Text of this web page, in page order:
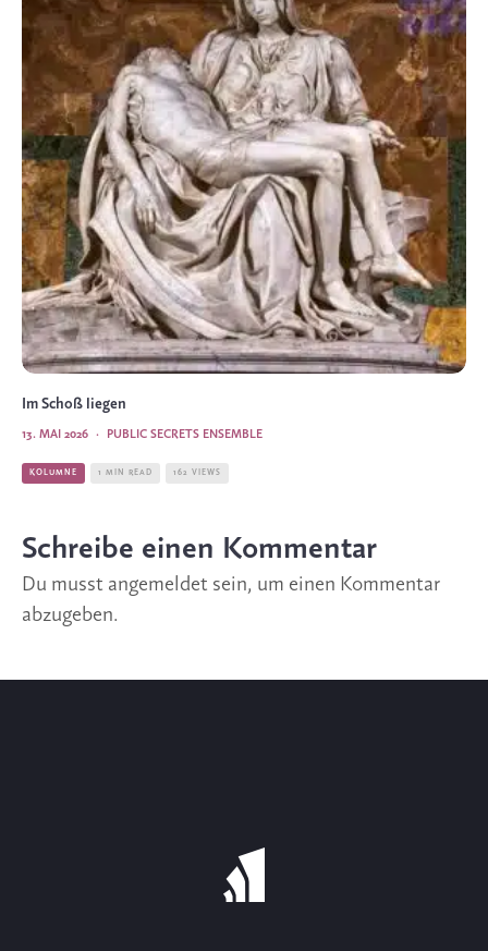
Im Schoß liegen
PUBLIC SECRETS ENSEMBLE
·
13. MAI 2026
KOLUMNE 1 MIN READ 162 VIEWS
Schreibe einen Kommentar
Du musst angemeldet sein, um einen Kommentar
abzugeben.